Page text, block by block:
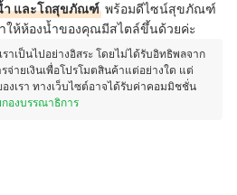
ำ และโถสุขภัณฑ์ พร้อมดีไซน์สุขภัณฑ์
ให้ห้องน้ำของคุณมีสไตล์ขึ้นด้วยค่ะ
าเป็นไปอย่างอิสระ โดยไม่ได้รับอิทธิพลจาก
ายเงินเพื่อโปรโมตสินค้าแต่อย่างใด แต่
งเรา ทางเว็บไซต์อาจได้รับค่าคอมมิชชั่น
องบรรณาธิการ